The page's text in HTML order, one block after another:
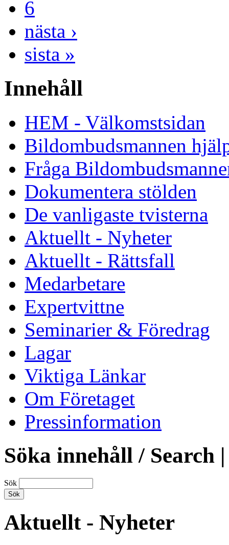
6
nästa ›
sista »
Innehåll
HEM - Välkomstsidan
Bildombudsmannen
Fråga
Dokumentera stölden
De vanligaste tvisterna
Aktuellt - Nyheter
Aktuellt - Rättsfall
Medarbetare
Expertvittne
Seminarier & Föredrag
Lagar
Viktiga Länkar
Om Företaget
Pressinformation
Söka innehåll / Search
Sök
Aktuellt - Nyheter